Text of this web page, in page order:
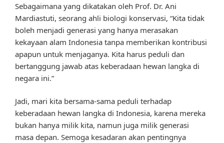
Sebagaimana yang dikatakan oleh Prof. Dr. Ani
Mardiastuti, seorang ahli biologi konservasi, “Kita tidak
boleh menjadi generasi yang hanya merasakan
kekayaan alam Indonesia tanpa memberikan kontribusi
apapun untuk menjaganya. Kita harus peduli dan
bertanggung jawab atas keberadaan hewan langka di
negara ini.”
Jadi, mari kita bersama-sama peduli terhadap
keberadaan hewan langka di Indonesia, karena mereka
bukan hanya milik kita, namun juga milik generasi
masa depan. Semoga kesadaran akan pentingnya